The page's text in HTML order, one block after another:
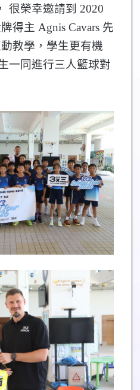
很榮幸邀請到 2020
得主 Agnis Cavars 先
教學，學生更有機
一同進行三人籃球對